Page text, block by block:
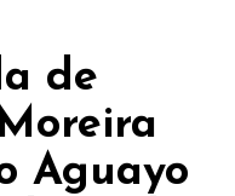
de
Aguayo